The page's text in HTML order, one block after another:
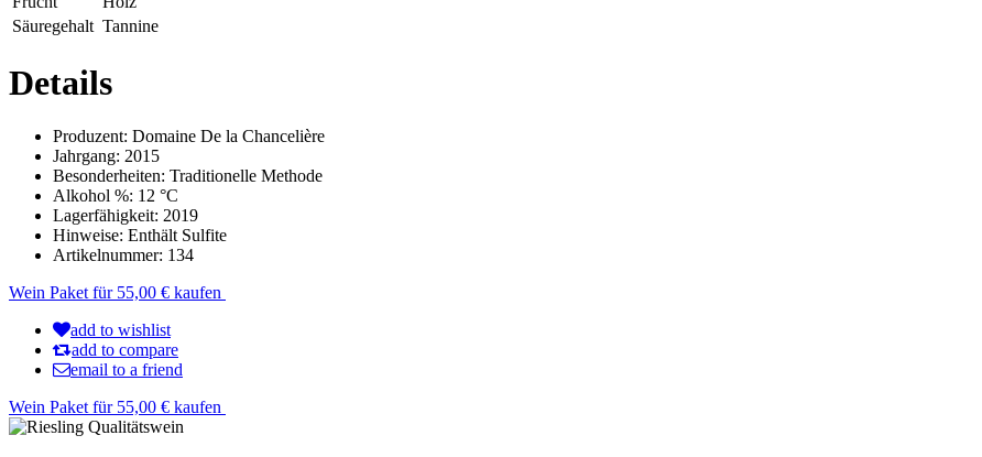
Säuregehalt Tannine
Details
Produzent: Domaine De la Chancelière
Jahrgang: 2015
Besonderheiten: Traditionelle Methode
Alkohol %: 12 °C
Lagerfähigkeit: 2019
Hinweise: Enthält Sulfite
Artikelnummer: 134
Wein Paket für 55,00 € kaufen
add to wishlist
add to compare
email to a friend
Wein Paket für 55,00 € kaufen